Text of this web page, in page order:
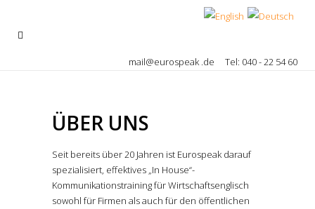
mail@eurospeak .de Tel: 040 - 22 54 60
ÜBER UNS
Seit bereits über 20 Jahren ist Eurospeak darauf
spezialisiert, effektives „In House“-
Kommunikationstraining für Wirtschaftsenglisch
sowohl für Firmen als auch für den öffentlichen